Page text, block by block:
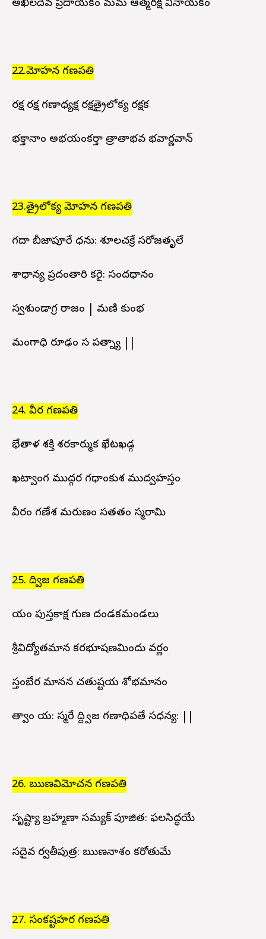
అఖిలదేవ ప్రదాయకం మమ ఆత్మరక్ష వినాయకం
22.మోహన గణపతి
రక్ష రక్ష గణాధ్యక్ష రక్షత్రైలోక్య రక్షక
భక్తానాం అభయంకర్తా త్రాతాభవ భవార్ణవాన్
23.త్రైలోక్య మోహన గణపతి
గదా బీజాపూరే ధను: శూలచక్రే సరోజతృలే
పాశాధాన్య ప్రదంతారి కరై: సందధానం
స్వశుండాగ్ర రాజం | మణి కుంభ
మంగాధి రూఢం స పత్న్యా ||
24. వీర గణపతి
భేతాళ శక్తి శరకార్ముక ఖేటఖడ్గ
ఖట్వాంగ ముద్గర గధాంకుశ ముద్వహస్తం
వీరం గణేశ మరుణం సతతం స్మరామి
25. ద్విజ గణపతి
యం పుస్తకాక్ష గుణ దండకమండలు
శ్రీవిద్యోతమాన కరభూషణమిందు వర్ణం
స్తంబేర మానన చతుష్టయ శోభమానం
త్వాం య: స్మరే ద్ద్విజ గణాధిపతే సధన్య: ||
26. ఋణవిమోచన గణపతి
సృష్ట్యా బ్రహ్మణా సమ్యక్ పూజిత: ఫలసిద్ధయే
సదైవ పార్వతీపుత్ర: ఋణనాశం కరోతుమే
27. సంకష్టహర గణపతి